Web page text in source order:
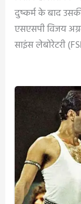
दुष्कर्म के बाद
एसएसपी विजय
साइंस लेबोरेटरी